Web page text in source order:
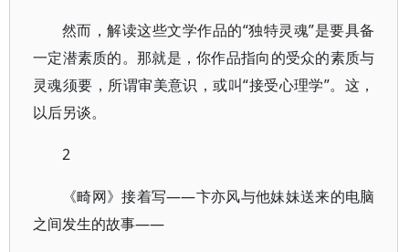
然而，解读这些文学作品的“独特灵魂”是要具备
一定潜素质的。那就是，你作品指向的受众的素质与
灵魂须要，所谓审美意识，或叫“接受心理学”。这，
以后另谈。
2
《畸网》接着写——卞亦风与他妹妹送来的电脑
之间发生的故事——